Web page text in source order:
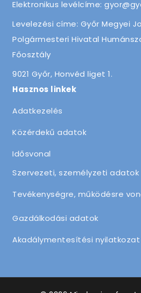
Elektronikus levélcíme:
Levelezési címe: Győr Megyei
Polgármesteri Hivatal
Főosztály
9021 Győr, Honvéd liget 1.
Hasznos linkek
Adatkezelés
Közérdekű adatok
Idősvonal
Szervezeti, személyzeti adatok
Tevékenységre, működésre
Gazdálkodási adatok
Akadálymentesítési nyilatkozat